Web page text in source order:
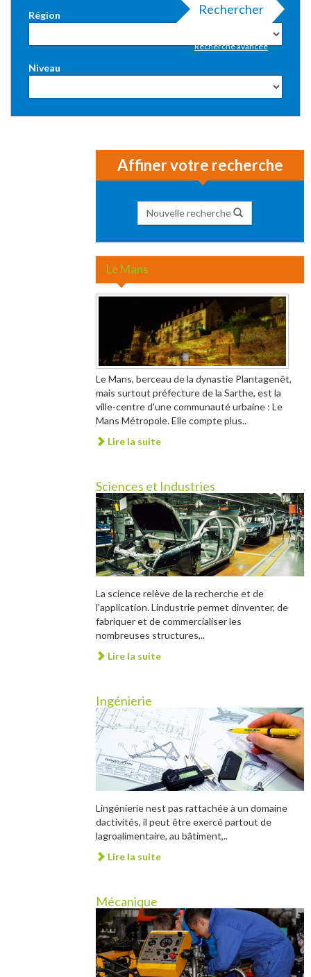
Région
Niveau
Rechercher
Recherche avancée
Affiner votre recherche
Nouvelle recherche
Le Mans
Le Mans, berceau de la dynastie Plantagenêt,
mais surtout préfecture de la Sarthe, est la
ville-centre d'une communauté urbaine : Le
Mans Métropole. Elle compte plus..
Lire la suite
Sciences et Industries
La science relève de la recherche et de
l'application. Lindustrie permet dinventer, de
fabriquer et de commercialiser les
nombreuses structures,..
Lire la suite
Ingénierie
Lingénierie nest pas rattachée à un domaine
dactivités, il peut être exercé partout de
lagroalimentaire, au bâtiment,..
Lire la suite
Mécanique